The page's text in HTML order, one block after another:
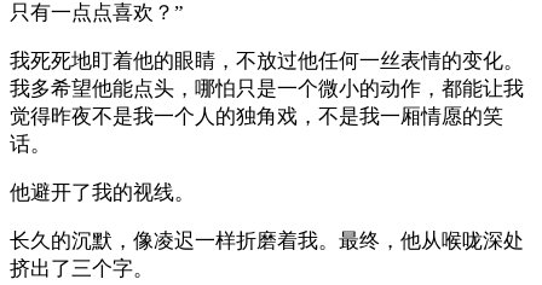
只有一点点喜欢？”
我死死地盯着他的眼睛，不放过他任何一丝表情的变化。
我多希望他能点头，哪怕只是一个微小的动作，都能让我
觉得昨夜不是我一个人的独角戏，不是我一厢情愿的笑
话。
他避开了我的视线。
长久的沉默，像凌迟一样折磨着我。最终，他从喉咙深处
挤出了三个字。